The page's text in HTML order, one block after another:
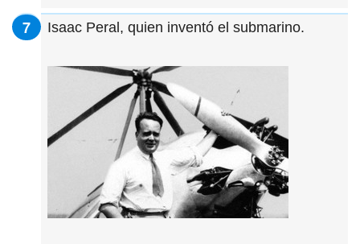
Isaac Peral, quien inventó el submarino.